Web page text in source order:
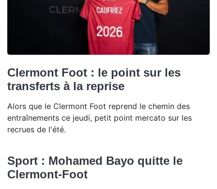
Clermont Foot : le point sur les
transferts à la reprise
Alors que le Clermont Foot reprend le chemin des
entraînements ce jeudi, petit point mercato sur les
recrues de l'été.
Sport : Mohamed Bayo quitte le
Clermont-Foot